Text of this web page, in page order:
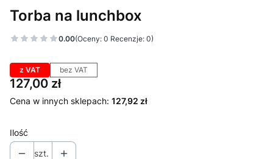
Torba na lunchbox
0.00(Oceny: 0 Recenzje: 0)
z VAT bez VAT
Cena
127,00 zł
Cena w innych sklepach: 127,92 zł
Ilość
szt.